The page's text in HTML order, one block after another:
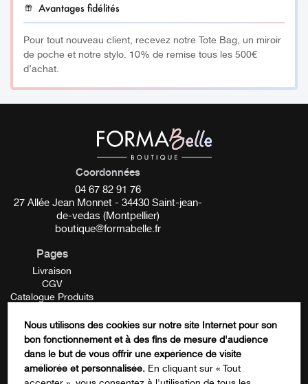
produit sans avoir effectué notre formation.
15ml
Avantages fidélités
Pour tout nouveau client, recevez notre Tote Bag, un miroir
de poche et notre stylo. 10% de remise tous les 500€
d’achat.
Facebook
Coordonnées
04 67 82 91 76
27 Allée Jean Monnet - 34430 Saint-jean-
de-vedas (Montpellier)
boutique@formabelle.fr
Pages
Livraison
CGV
Catalogue Produits
Contactez-nous
FORMATION
Nous utilisons des cookies sur notre site Internet pour son
bon fonctionnement et à des fins de mesure d'audience
dans le but de vous offrir une expérience de visite
améliorée et personnalisée. En cliquant sur « Tout